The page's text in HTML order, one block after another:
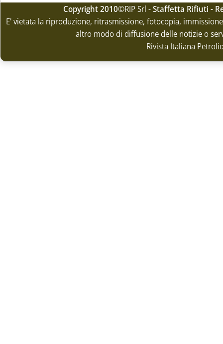
Copyright 2010©RIP Srl -Staffetta Rifiuti -
E' vietata la riproduzione, ritrasmissione, fotocopia,
altro modo di diffusione delle notizie o
Rivista Italiana